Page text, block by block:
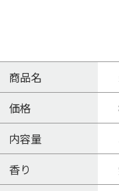
商品名
価格
内容量
香り